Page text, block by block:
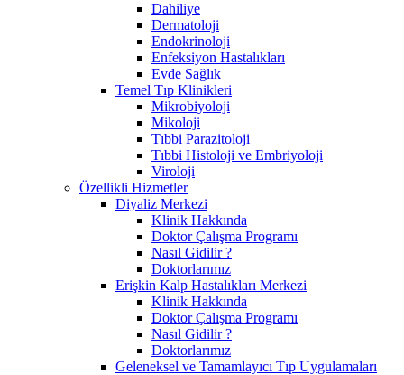
Dahiliye
Dermatoloji
Endokrinoloji
Enfeksiyon Hastalıkları
Evde Sağlık
Temel Tıp Klinikleri
Mikrobiyoloji
Mikoloji
Tıbbi Parazitoloji
Tıbbi Histoloji ve Embriyoloji
Viroloji
Özellikli Hizmetler
Diyaliz Merkezi
Klinik Hakkında
Doktor Çalışma Programı
Nasıl Gidilir ?
Doktorlarımız
Erişkin Kalp Hastalıkları Merkezi
Klinik Hakkında
Doktor Çalışma Programı
Nasıl Gidilir ?
Doktorlarımız
Geleneksel ve Tamamlayıcı Tıp Uygulamaları